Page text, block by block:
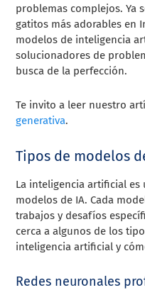
problemas complejos. Ya
gatitos más adorables en
modelos de inteligencia
solucionadores de
busca de la perfección.
Te invito a leer nuestro
generativa.
Tipos de modelos
La inteligencia artificial
modelos de IA. Cada
trabajos y desafíos
cerca a algunos de los
inteligencia artificial y
Redes neuronales